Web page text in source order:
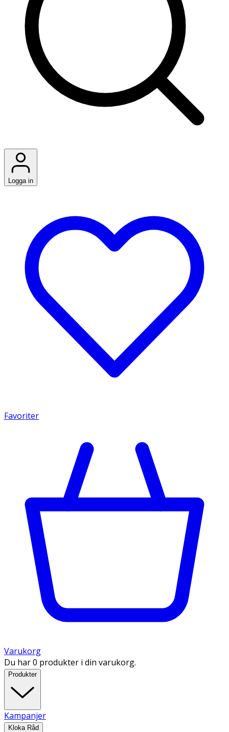
Logga in
Favoriter
Varukorg
Du har 0 produkter i din varukorg.
Produkter
Kampanjer
Kloka Råd